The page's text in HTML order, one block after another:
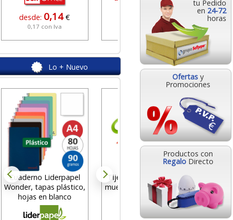
tu Pedido
en 24-72
horas
Ofertas y
Promociones
Productos con
Regalo Directo
desde: 0,14 €
0,17 con Iva
193,76 con Iva
Lo + Nuevo
Cuaderno Liderpapel
Wonder, tapas plástico,
hojas en blanco
Tijeras preescolar con
muelle, no cortan carne